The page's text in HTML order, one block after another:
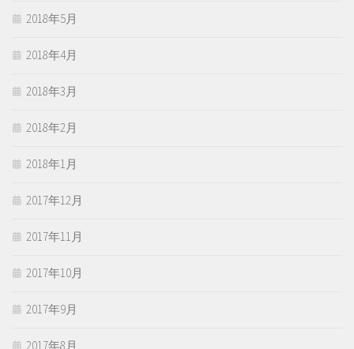
2018年5月
2018年4月
2018年3月
2018年2月
2018年1月
2017年12月
2017年11月
2017年10月
2017年9月
2017年8月